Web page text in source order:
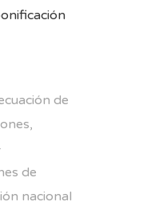
de
de
nacional